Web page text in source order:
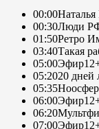
00:00
00:30Люди
01:50Ретро
03:40Такая
05:00Эфир
05:2020 дней
05:35
06:00Эфир
06:20
07:00Эфир